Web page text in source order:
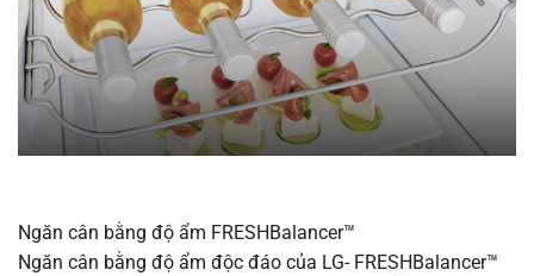
Ngăn cân bằng độ ẩm FRESHBalancer™
Ngăn cân bằng độ ẩm độc đáo của LG- FRESHBalancer™